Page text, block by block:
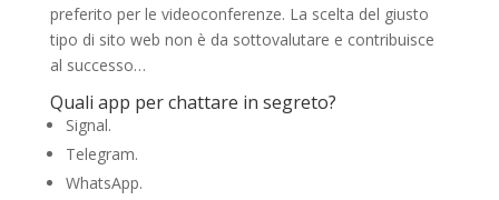
preferito per le videoconferenze. La scelta del giusto
tipo di sito web non è da sottovalutare e contribuisce
al successo…
Quali app per chattare in segreto?
Signal.
Telegram.
WhatsApp.